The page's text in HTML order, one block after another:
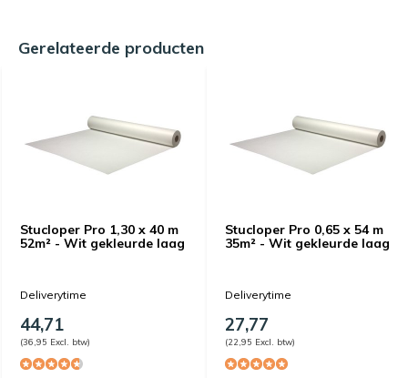
Gerelateerde producten
Stucloper Pro 1,30 x 40 m
52m² - Wit gekleurde laag
Deliverytime
44,71
(36,95 Excl. btw)
Stucloper Pro 0,65 x 54 m
35m² - Wit gekleurde laag
Deliverytime
27,77
(22,95 Excl. btw)